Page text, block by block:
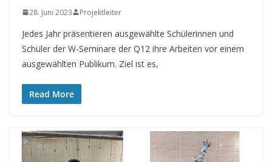
28. Juni 2023 Projektleiter
Jedes Jahr präsentieren ausgewählte Schülerinnen und
Schüler der W-Seminare der Q12 ihre Arbeiten vor einem
ausgewählten Publikum. Ziel ist es,
Read More